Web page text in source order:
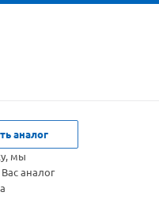
аналог
мы
аналог